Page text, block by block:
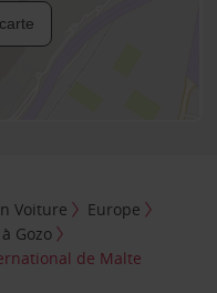
Voiture
Europe
Gozo
de Malte